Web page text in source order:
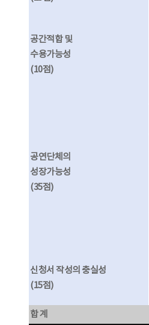
공간적합 및
수용가능성
(10점)
공연단체의
성장가능성
(35점)
신청서 작성의 충실성
(15점)
합 계